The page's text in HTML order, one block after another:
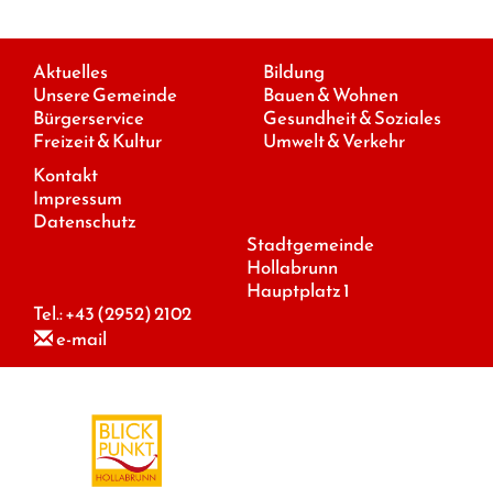
Aktuelles
Unsere Gemeinde
Bürgerservice
Freizeit & Kultur
Bildung
Bauen & Wohnen
Gesundheit & Soziales
Umwelt & Verkehr
Kontakt
Impressum
Datenschutz
Stadtgemeinde
Hollabrunn
Hauptplatz 1
Tel.:+43 (2952) 2102
e-mail